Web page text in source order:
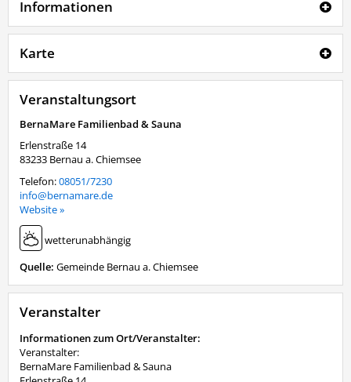
Informationen
Karte
Veranstaltungsort
BernaMare Familienbad & Sauna
Erlenstraße 14
83233 Bernau a. Chiemsee
Telefon:08051/7230
info@bernamare.de
Website »
wetterunabhängig
Quelle: Gemeinde Bernau a. Chiemsee
Veranstalter
Informationen zum Ort/Veranstalter:
Veranstalter:
BernaMare Familienbad & Sauna